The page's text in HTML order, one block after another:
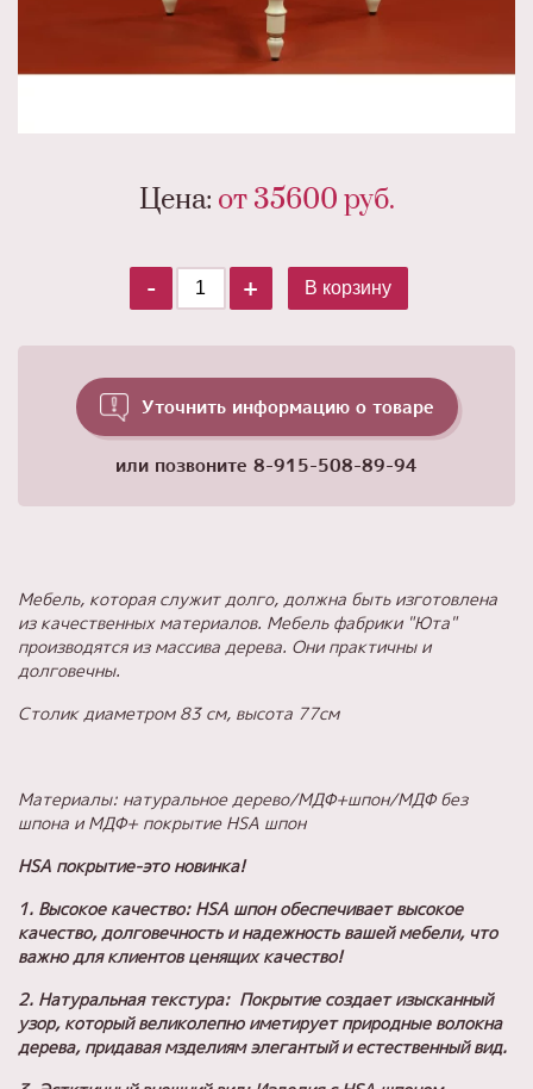
Цена: от 35600 руб.
- + В корзину
Уточнить информацию о товаре
или позвоните 8-915-508-89-94
Мебель, которая служит долго, должна быть изготовлена
из качественных материалов. Мебель фабрики "Юта"
производятся из массива дерева. Они практичны и
долговечны.
Столик диаметром 83 см, высота 77см
Материалы: натуральное дерево/МДФ+шпон/МДФ без
шпона и МДФ+ покрытие HSA шпон
HSA покрытие-это новинка!
1. Высокое качество: HSA шпон обеспечивает высокое
качество, долговечность и надежность вашей мебели, что
важно для клиентов ценящих качество!
2. Натуральная текстура: Покрытие создает изысканный
узор, который великолепно иметирует природные волокна
дерева, придавая мзделиям элегантый и естественный вид.